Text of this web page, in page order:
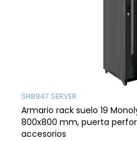
SH8847 SERVER
Armario rack suelo 19
800x800 mm, puerta
accesorios